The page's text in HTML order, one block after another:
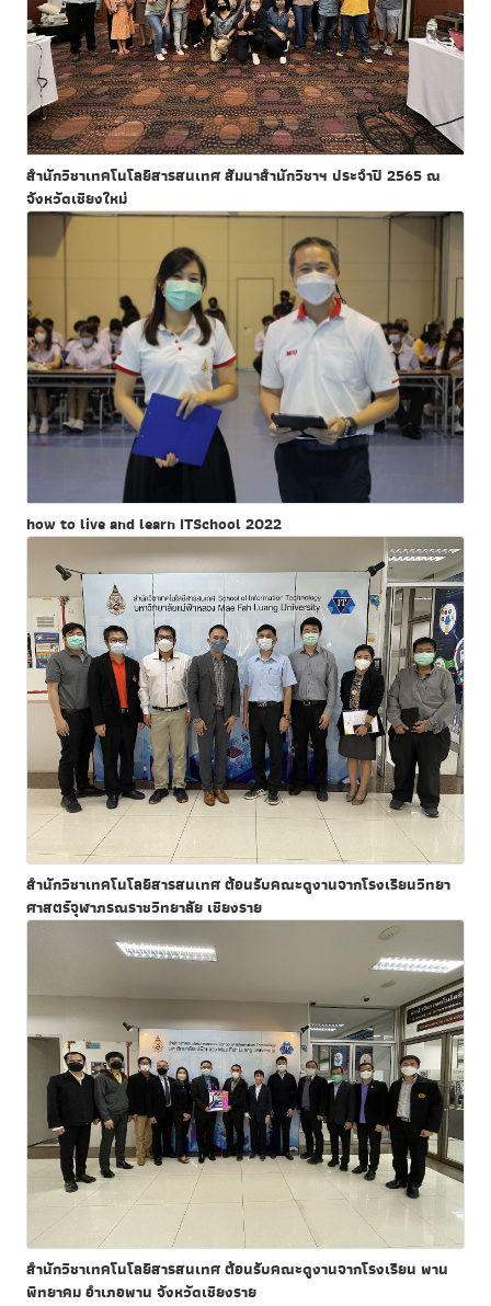
สำนักวิชาเทคโนโลยีสารสนเทศ สัมนาสำนักวิชาฯ ประจำปี 2565 ณ
จังหวัดเชียงใหม่
how to live and learn ITSchool 2022
สำนักวิชาเทคโนโลยีสารสนเทศ ต้อนรับคณะดูงานจากโรงเรียนวิทยา
ศาสตร์จุฬาภรณราชวิทยาลัย เชียงราย
สำนักวิชาเทคโนโลยีสารสนเทศ ต้อนรับคณะดูงานจากโรงเรียน พาน
พิทยาคม อำเภอพาน จังหวัดเชียงราย